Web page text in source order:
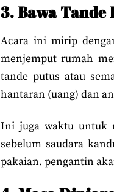
3. Bawa Tande
Acara ini mirip
menjemput rumah
tande putus atau
hantaran (uang) dan
Ini juga waktu untuk
sebelum saudara
pakaian. pengantin